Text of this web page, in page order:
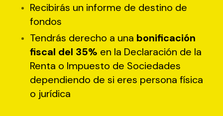
Recibirás un informe de destino de
fondos
Tendrás derecho a una bonificación
fiscal del 35% en la Declaración de la
Renta o Impuesto de Sociedades
dependiendo de si eres persona física
o jurídica